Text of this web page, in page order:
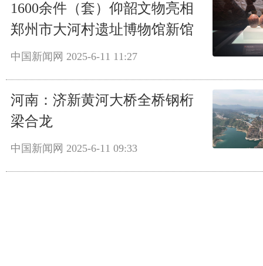
1600余件（套）仰韶文物亮相
郑州市大河村遗址博物馆新馆
中国新闻网 2025-6-11 11:27
河南：济新黄河大桥全桥钢桁
梁合龙
中国新闻网 2025-6-11 09:33